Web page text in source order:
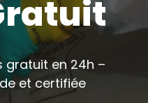
gratuit en 24h –
et certifiée